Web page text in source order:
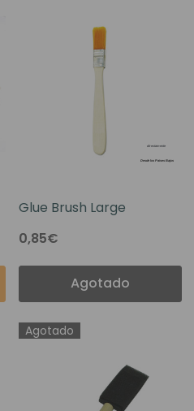
Glue Brush Large
0,85€
Agotado
Agotado